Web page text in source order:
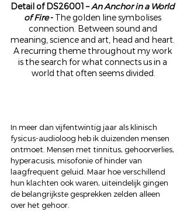
Detail of DS26001 – An Anchor in a World
of Fire - The golden line symbolises
connection. Between sound and
meaning, science and art, head and heart.
A recurring theme throughout my work
is the search for what connects us in a
world that often seems divided.
In meer dan vijfentwintig jaar als klinisch
fysicus-audioloog heb ik duizenden mensen
ontmoet. Mensen met tinnitus, gehoorverlies,
hyperacusis, misofonie of hinder van
laagfrequent geluid. Maar hoe verschillend
hun klachten ook waren, uiteindelijk gingen
de belangrijkste gesprekken zelden alleen
over het gehoor.